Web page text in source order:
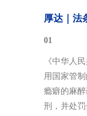
厚达｜法
01
《中华人
用国家管
瘾癖的麻
刑，并处罚